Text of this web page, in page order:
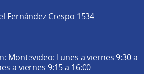
Fernández Crespo 1534
Montevideo: Lunes a viernes 9:30 a
a viernes 9:15 a 16:00